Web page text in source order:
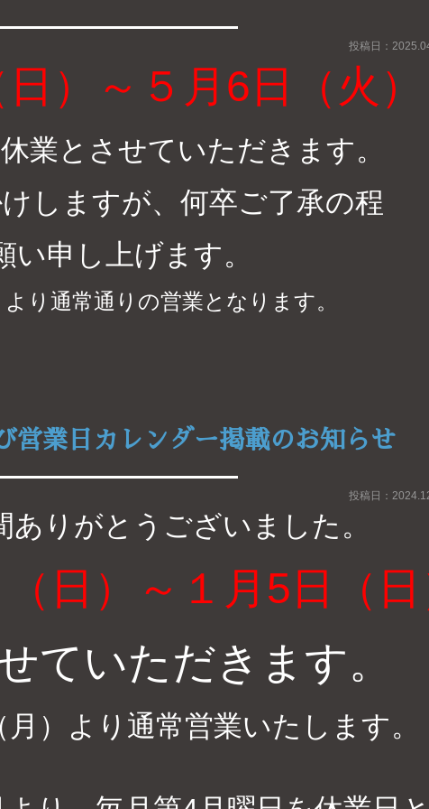
投稿日：
）～５月6日（火）
業とさせていただきます。
しますが、何卒ご了承の程
い申し上げます。
り通常通りの営業となります。
営業日カレンダー掲載のお知らせ
投稿日：
ありがとうございました。
日）～１月5日（
ていただきます。
）より通常営業いたします。